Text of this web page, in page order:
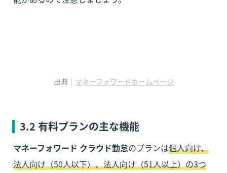
出典｜ マネーフォワードホームページ
3.2 有料プランの主な機能
マネーフォワード クラウド勤怠のプランは個人向け、
法人向け（50人以下）、法人向け（51人以上）の3つ